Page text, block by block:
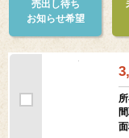
売出し待ち
お知らせ希望
所